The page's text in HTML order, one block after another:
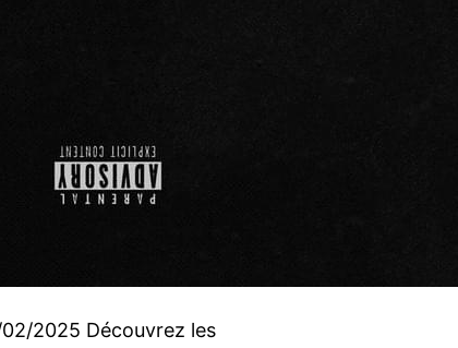
2025 Découvrez les